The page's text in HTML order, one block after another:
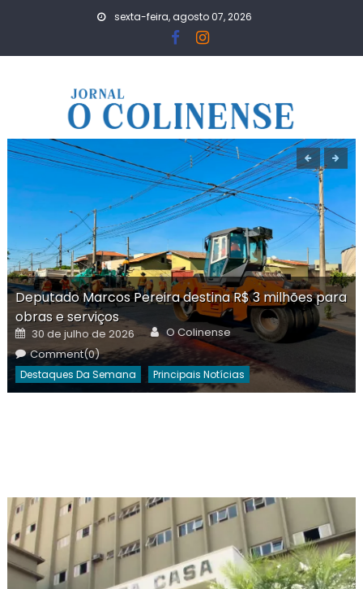
sexta-feira, agosto 07, 2026
Deputado Marcos Pereira destina R$ 3 milhões para
obras e serviços
Posted
on
30 de julho de 2026 Author
O Colinense
Comment(0)
Destaques Da Semana Principais Notícias